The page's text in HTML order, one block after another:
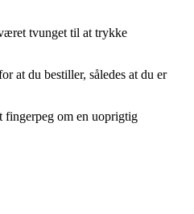
tvunget til at trykke
at du bestiller, således at du er
fingerpeg om en uoprigtig